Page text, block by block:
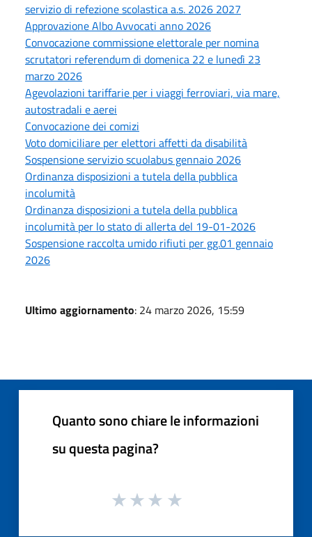
servizio di refezione scolastica a.s. 2026 2027
Approvazione Albo Avvocati anno 2026
Convocazione commissione elettorale per nomina
scrutatori referendum di domenica 22 e lunedì 23
marzo 2026
Agevolazioni tariffarie per i viaggi ferroviari, via mare,
autostradali e aerei
Convocazione dei comizi
Voto domiciliare per elettori affetti da disabilità
Sospensione servizio scuolabus gennaio 2026
Ordinanza disposizioni a tutela della pubblica
incolumità
Ordinanza disposizioni a tutela della pubblica
incolumità per lo stato di allerta del 19-01-2026
Sospensione raccolta umido rifiuti per gg.01 gennaio
2026
Ultimo aggiornamento: 24 marzo 2026, 15:59
Quanto sono chiare le informazioni
su questa pagina?